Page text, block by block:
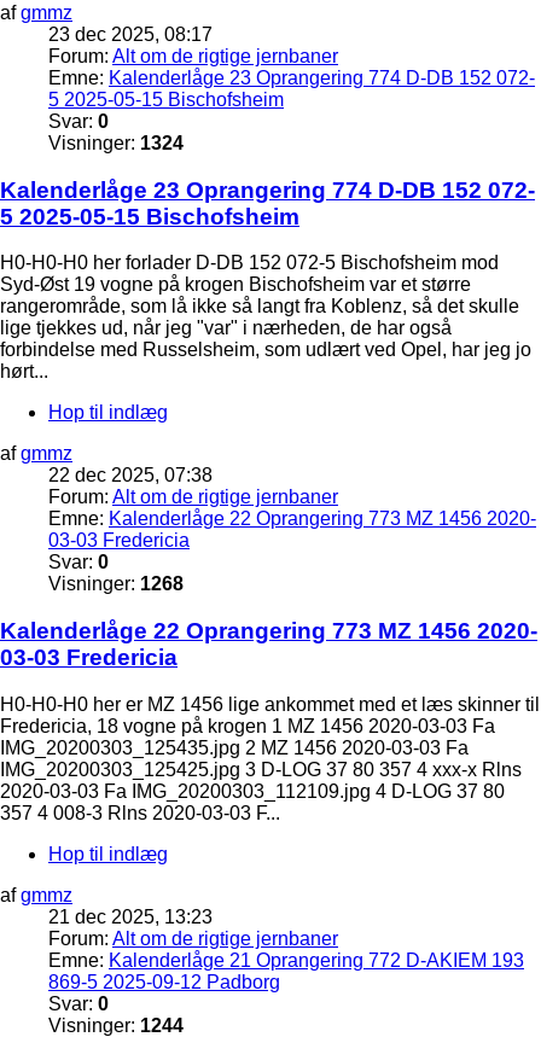
afgmmz
23 dec 2025, 08:17
Forum: Alt om de rigtige jernbaner
Emne: Kalenderlåge 23 Oprangering 774 D-DB 152 072-
5 2025-05-15 Bischofsheim
Svar: 0
Visninger: 1324
Kalenderlåge 23 Oprangering 774 D-DB 152 072-
5 2025-05-15 Bischofsheim
H0-H0-H0 her forlader D-DB 152 072-5 Bischofsheim mod
Syd-Øst 19 vogne på krogen Bischofsheim var et større
rangerområde, som lå ikke så langt fra Koblenz, så det skulle
lige tjekkes ud, når jeg "var" i nærheden, de har også
forbindelse med Russelsheim, som udlært ved Opel, har jeg jo
hørt...
Hop til indlæg
afgmmz
22 dec 2025, 07:38
Forum: Alt om de rigtige jernbaner
Emne: Kalenderlåge 22 Oprangering 773 MZ 1456 2020-
03-03 Fredericia
Svar: 0
Visninger: 1268
Kalenderlåge 22 Oprangering 773 MZ 1456 2020-
03-03 Fredericia
H0-H0-H0 her er MZ 1456 lige ankommet med et læs skinner til
Fredericia, 18 vogne på krogen 1 MZ 1456 2020-03-03 Fa
IMG_20200303_125435.jpg 2 MZ 1456 2020-03-03 Fa
IMG_20200303_125425.jpg 3 D-LOG 37 80 357 4 xxx-x Rlns
2020-03-03 Fa IMG_20200303_112109.jpg 4 D-LOG 37 80
357 4 008-3 Rlns 2020-03-03 F...
Hop til indlæg
afgmmz
21 dec 2025, 13:23
Forum: Alt om de rigtige jernbaner
Emne: Kalenderlåge 21 Oprangering 772 D-AKIEM 193
869-5 2025-09-12 Padborg
Svar: 0
Visninger: 1244